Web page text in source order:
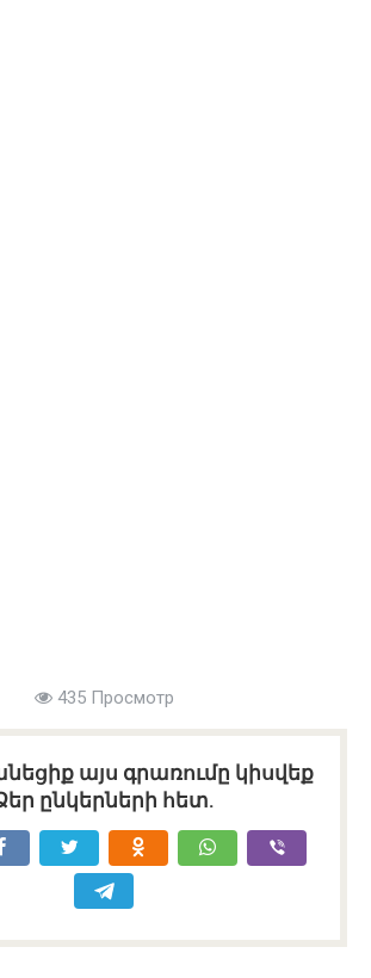
435 Просмотр
այս գրառումը կիսվեք
ընկերների հետ.